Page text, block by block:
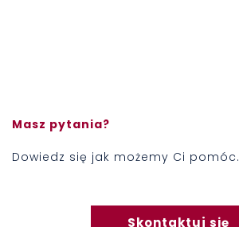
Masz pytania?
Dowiedz się jak możemy Ci pomóc.
Skontaktuj się